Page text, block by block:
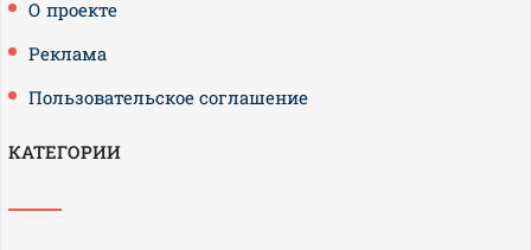
О проекте
Реклама
Пользовательское соглашение
КАТЕГОРИИ